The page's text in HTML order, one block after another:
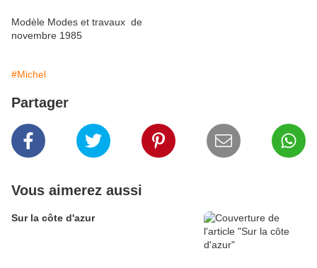
Modèle Modes et travaux de
novembre 1985
#Michel
Partager
Vous aimerez aussi
Sur la côte d'azur